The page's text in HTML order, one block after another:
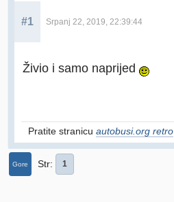
#1 Srpanj 22, 2019, 22:39:44
Živio i samo naprijed
Pratite stranicu autobusi.org retro
Gore Str 1